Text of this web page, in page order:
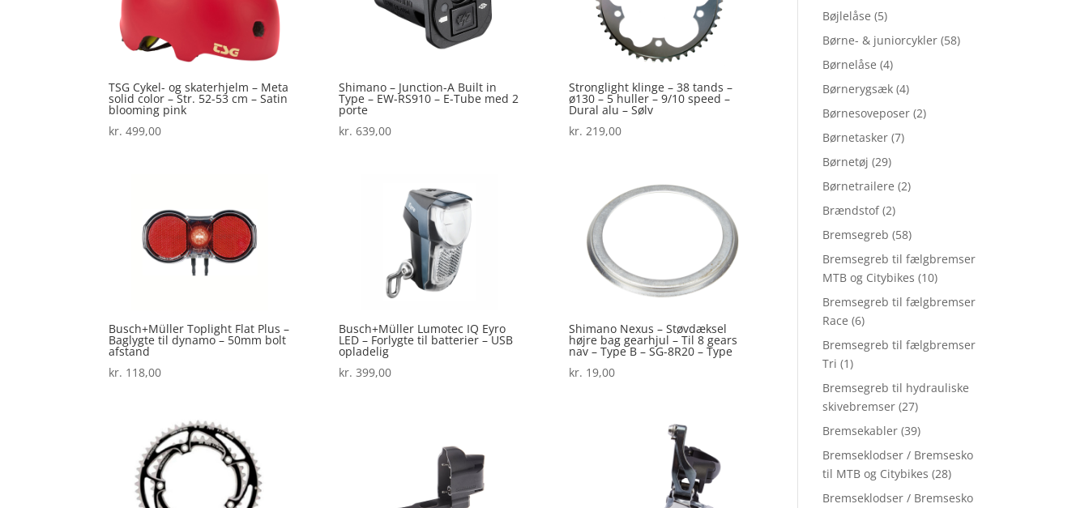
TSG Cykel- og skaterhjelm – Meta
solid color – Str. 52-53 cm – Satin
blooming pink
kr. 499,00
Shimano – Junction-A Built in
Type – EW-RS910 – E-Tube med 2
porte
kr. 639,00
Stronglight klinge – 38 tands –
ø130 – 5 huller – 9/10 speed –
Dural alu – Sølv
kr. 219,00
Busch+Müller Toplight Flat Plus –
Baglygte til dynamo – 50mm bolt
afstand
kr. 118,00
Busch+Müller Lumotec IQ Eyro
LED – Forlygte til batterier – USB
opladelig
kr. 399,00
Shimano Nexus – Støvdæksel
højre bag gearhjul – Til 8 gears
nav – Type B – SG-8R20 – Type
kr. 19,00
Bøjlelåse (5)
Børne- & juniorcykler (58)
Børnelåse (4)
Børnerygsæk (4)
Børnesoveposer (2)
Børnetasker (7)
Børnetøj (29)
Børnetrailere (2)
Brændstof (2)
Bremsegreb (58)
Bremsegreb til fælgbremser
MTB og Citybikes (10)
Bremsegreb til fælgbremser
Race (6)
Bremsegreb til fælgbremser
Tri (1)
Bremsegreb til hydrauliske
skivebremser (27)
Bremsekabler (39)
Bremseklodser / Bremsesko
til MTB og Citybikes (28)
Bremseklodser / Bremsesko